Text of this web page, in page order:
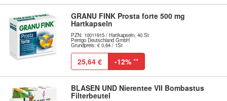
GRANU FINK Prosta forte 500 mg
Hartkapseln
PZN: 10011915 / Hartkapseln, 40 St
Perrigo Deutschland GmbH
Grundpreis: € 0,64 / 1St
25,64 € -12% **
BLASEN UND Nierentee VII Bombastus
Filterbeutel